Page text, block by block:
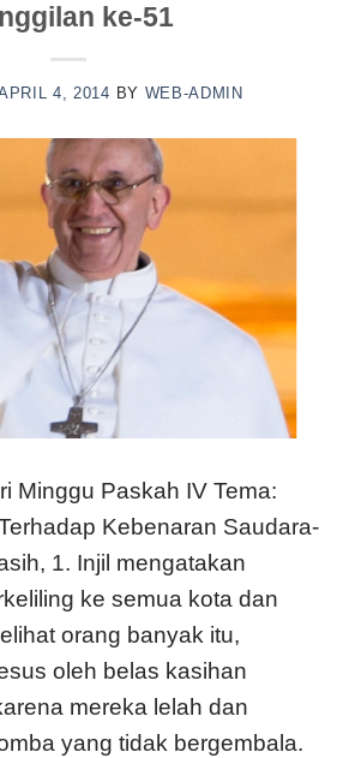
ke-51
4, 2014 BY WEB-ADMIN
Minggu Paskah IV Tema:
Kebenaran Saudara-
1. Injil mengatakan
ke semua kota dan
orang banyak itu,
oleh belas kasihan
mereka lelah dan
yang tidak bergembala.